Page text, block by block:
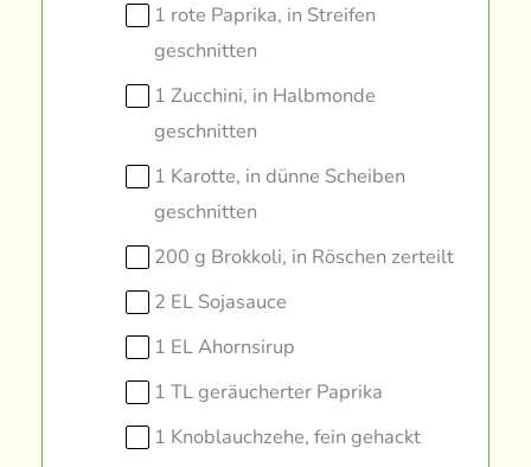
1 rote Paprika, in Streifen
geschnitten
1 Zucchini, in Halbmonde
geschnitten
1 Karotte, in dünne Scheiben
geschnitten
200 g Brokkoli, in Röschen zerteilt
2 EL Sojasauce
1 EL Ahornsirup
1 TL geräucherter Paprika
1 Knoblauchzehe, fein gehackt